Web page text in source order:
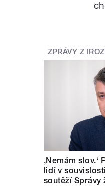
ZPRÁVY Z
‚Nemám
lidí v
soutěží Správy